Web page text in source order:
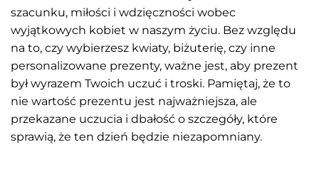
szacunku, miłości i wdzięczności wobec
wyjątkowych kobiet w naszym życiu. Bez względu
na to, czy wybierzesz kwiaty, biżuterię, czy inne
personalizowane prezenty, ważne jest, aby prezent
był wyrazem Twoich uczuć i troski. Pamiętaj, że to
nie wartość prezentu jest najważniejsza, ale
przekazane uczucia i dbałość o szczegóły, które
sprawią, że ten dzień będzie niezapomniany.